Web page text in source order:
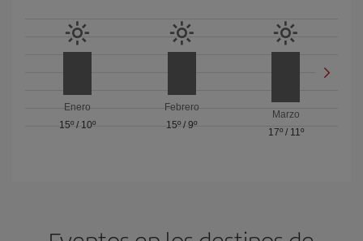
Enero
15º/ 10º
Febrero
15º / 9º
Marzo
17º/ 11º